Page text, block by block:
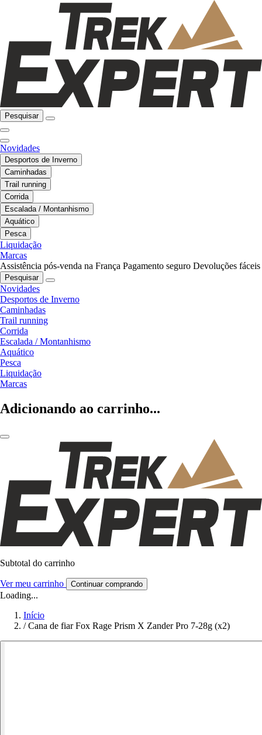
Pesquisar
Novidades
Desportos de Inverno
Caminhadas
Trail running
Corrida
Escalada / Montanhismo
Aquático
Pesca
Liquidação
Marcas
Assistência pós-venda na França Pagamento seguro Devoluções fáceis
Pesquisar
Novidades
Desportos de Inverno
Caminhadas
Trail running
Corrida
Escalada / Montanhismo
Aquático
Pesca
Liquidação
Marcas
Adicionando ao carrinho...
Subtotal do carrinho
Ver meu carrinho Continuar comprando
Loading...
Início
/ Cana de fiar Fox Rage Prism X Zander Pro 7-28g (x2)